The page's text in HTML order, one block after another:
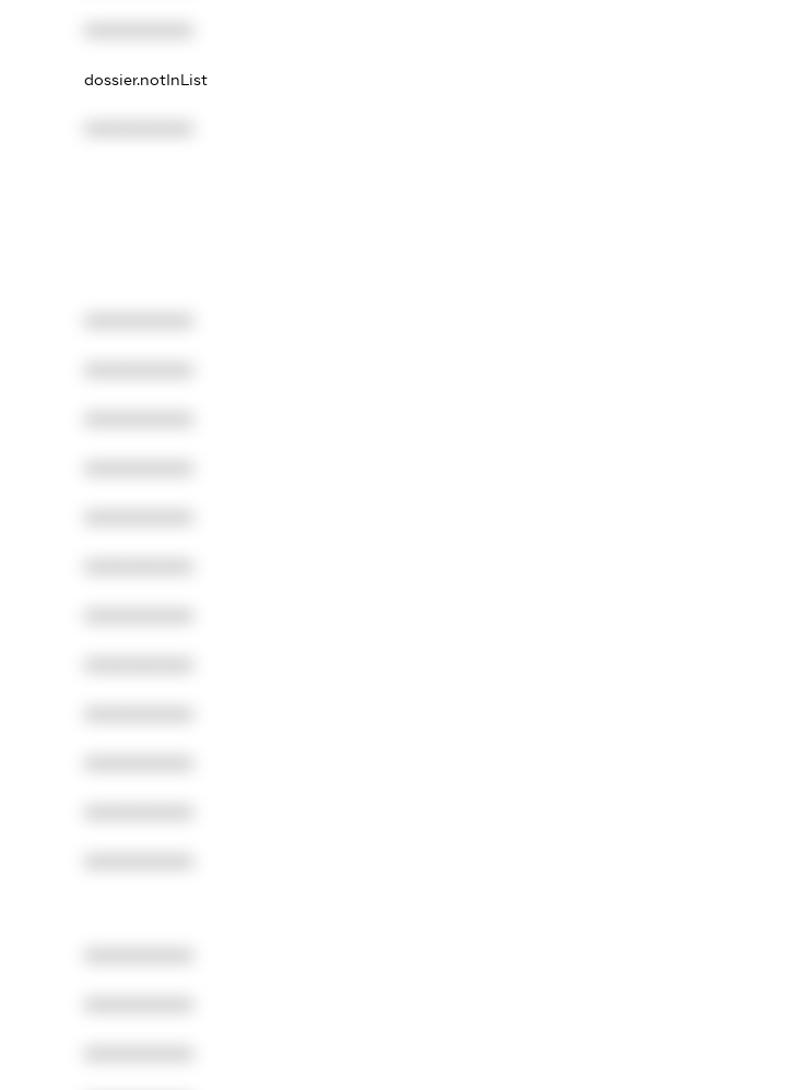
dossier.notInList